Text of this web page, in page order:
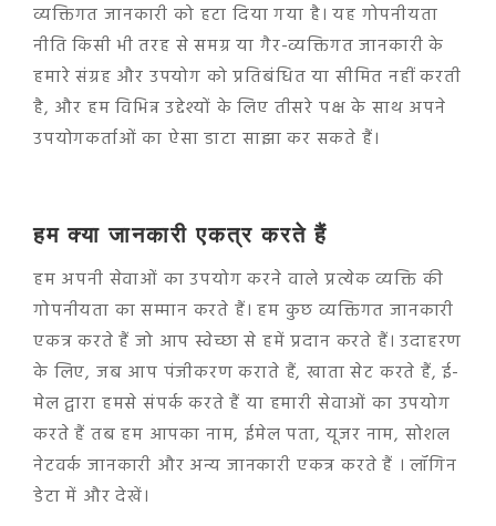
व्यक्तिगत जानकारी को हटा दिया गया है। यह गोपनीयता
नीति किसी भी तरह से समग्र या गैर-व्यक्तिगत जानकारी के
हमारे संग्रह और उपयोग को प्रतिबंधित या सीमित नहीं करती
है, और हम विभिन्न उद्देश्यों के लिए तीसरे पक्ष के साथ अपने
उपयोगकर्ताओं का ऐसा डाटा साझा कर सकते हैं।
हम क्या जानकारी एकत्र करते हैं
हम अपनी सेवाओं का उपयोग करने वाले प्रत्येक व्यक्ति की
गोपनीयता का सम्मान करते हैं। हम कुछ व्यक्तिगत जानकारी
एकत्र करते हैं जो आप स्वेच्छा से हमें प्रदान करते हैं। उदाहरण
के लिए, जब आप पंजीकरण कराते हैं, खाता सेट करते हैं, ई-
मेल द्वारा हमसे संपर्क करते हैं या हमारी सेवाओं का उपयोग
करते हैं तब हम आपका नाम, ईमेल पता, यूजर नाम, सोशल
नेटवर्क जानकारी और अन्य जानकारी एकत्र करते हैं । लॉगिन
डेटा में और देखें।